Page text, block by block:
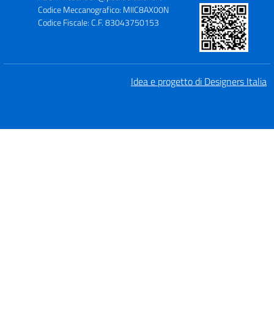
Codice Meccanografico: MIIC8AX00N
Codice Fiscale: C.F. 83043750153
Idea e progetto di Designers Italia